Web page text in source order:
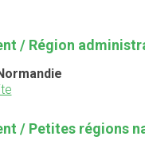
/ Région
/ Petites régions